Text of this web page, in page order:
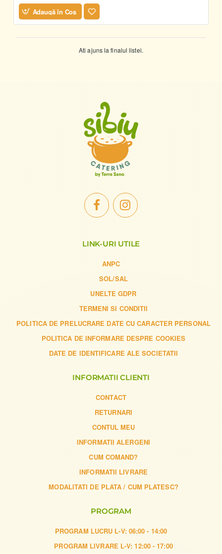
Adaugă în Coş
Ati ajuns la finalul listei.
LINK-URI UTILE
ANPC
SOL/SAL
UNELTE GDPR
TERMENI SI CONDITII
POLITICA DE PRELUCRARE DATE CU CARACTER PERSONAL
POLITICA DE INFORMARE DESPRE COOKIES
DATE DE IDENTIFICARE ALE SOCIETATII
INFORMATII CLIENTI
CONTACT
RETURNARI
CONTUL MEU
INFORMATII ALERGENI
CUM COMAND?
INFORMATII LIVRARE
MODALITATI DE PLATA / CUM PLATESC?
PROGRAM
PROGRAM LUCRU L-V: 06:00 - 14:00
PROGRAM LIVRARE L-V: 12:00 - 17:00